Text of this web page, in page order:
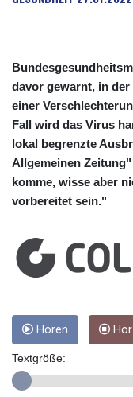
davor gewarnt, in
einer
Fall wird das Virus
lokal begrenzte
Allgemeinen
komme, wisse aber
vorbereitet sein."
Hören
Textgröße: